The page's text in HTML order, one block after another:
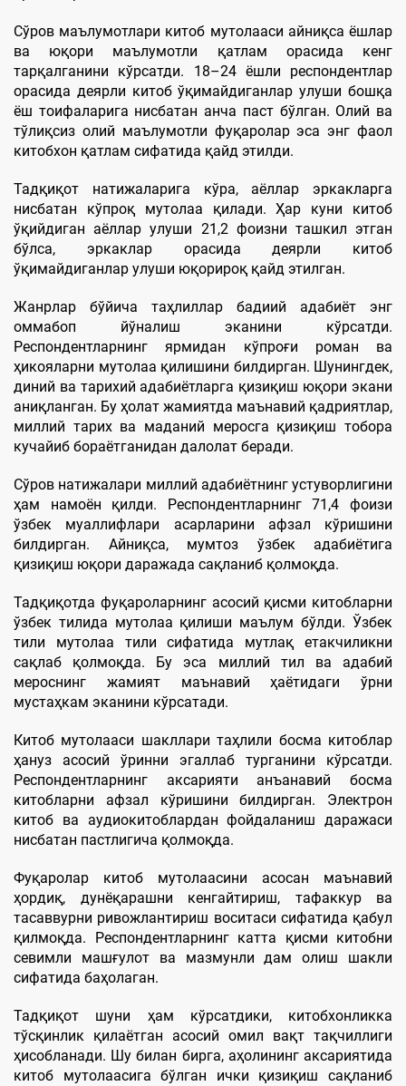
Сўров маълумотлари китоб мутолааси айниқса ёшлар
ва юқори маълумотли қатлам орасида кенг
тарқалганини кўрсатди. 18–24 ёшли респондентлар
орасида деярли китоб ўқимайдиганлар улуши бошқа
ёш тоифаларига нисбатан анча паст бўлган. Олий ва
тўлиқсиз олий маълумотли фуқаролар эса энг фаол
китобхон қатлам сифатида қайд этилди.
Тадқиқот натижаларига кўра, аёллар эркакларга
нисбатан кўпроқ мутолаа қилади. Ҳар куни китоб
ўқийдиган аёллар улуши 21,2 фоизни ташкил этган
бўлса, эркаклар орасида деярли китоб
ўқимайдиганлар улуши юқорироқ қайд этилган.
Жанрлар бўйича таҳлиллар бадиий адабиёт энг
оммабоп йўналиш эканини кўрсатди.
Респондентларнинг ярмидан кўпроғи роман ва
ҳикояларни мутолаа қилишини билдирган. Шунингдек,
диний ва тарихий адабиётларга қизиқиш юқори экани
аниқланган. Бу ҳолат жамиятда маънавий қадриятлар,
миллий тарих ва маданий меросга қизиқиш тобора
кучайиб бораётганидан далолат беради.
Сўров натижалари миллий адабиётнинг устуворлигини
ҳам намоён қилди. Респондентларнинг 71,4 фоизи
ўзбек муаллифлари асарларини афзал кўришини
билдирган. Айниқса, мумтоз ўзбек адабиётига
қизиқиш юқори даражада сақланиб қолмоқда.
Тадқиқотда фуқароларнинг асосий қисми китобларни
ўзбек тилида мутолаа қилиши маълум бўлди. Ўзбек
тили мутолаа тили сифатида мутлақ етакчиликни
сақлаб қолмоқда. Бу эса миллий тил ва адабий
мероснинг жамият маънавий ҳаётидаги ўрни
мустаҳкам эканини кўрсатади.
Китоб мутолааси шакллари таҳлили босма китоблар
ҳануз асосий ўринни эгаллаб турганини кўрсатди.
Респондентларнинг аксарияти анъанавий босма
китобларни афзал кўришини билдирган. Электрон
китоб ва аудиокитоблардан фойдаланиш даражаси
нисбатан пастлигича қолмоқда.
Фуқаролар китоб мутолаасини асосан маънавий
ҳордиқ, дунёқарашни кенгайтириш, тафаккур ва
тасаввурни ривожлантириш воситаси сифатида қабул
қилмоқда. Респондентларнинг катта қисми китобни
севимли машғулот ва мазмунли дам олиш шакли
сифатида баҳолаган.
Тадқиқот шуни ҳам кўрсатдики, китобхонликка
тўсқинлик қилаётган асосий омил вақт тақчиллиги
ҳисобланади. Шу билан бирга, аҳолининг аксариятида
китоб мутолаасига бўлган ички қизиқиш сақланиб